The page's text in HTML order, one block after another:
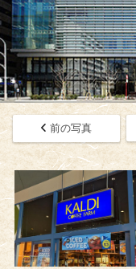
前の写真